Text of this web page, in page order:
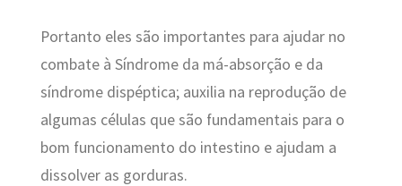
Portanto eles são importantes para ajudar no
combate à Síndrome da má-absorção e da
síndrome dispéptica; auxilia na reprodução de
algumas células que são fundamentais para o
bom funcionamento do intestino e ajudam a
dissolver as gorduras.